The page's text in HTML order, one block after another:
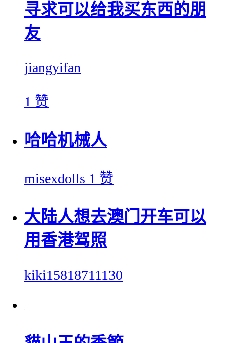
寻求可以给我买东西的朋
友
jiangyifan
1 赞
哈哈机械人
misexdolls 1 赞
大陆人想去澳门开车可以
用香港驾照
kiki15818711130